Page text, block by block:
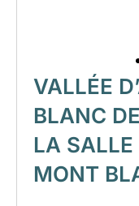
VALLÉE
BLANC
LA
MONT